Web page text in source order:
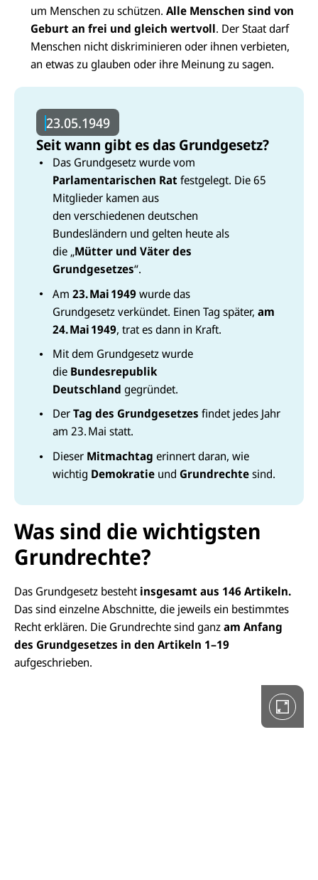
um Menschen zu schützen. Alle Menschen sind von
Geburt an frei und gleich wertvoll. Der Staat darf
Menschen nicht diskriminieren oder ihnen verbieten,
an etwas zu glauben oder ihre Meinung zu sagen.
23.05.1949
Seit wann gibt es das Grundgesetz?
Das Grundgesetz wurde vom
Parlamentarischen Rat festgelegt. Die 65
Mitglieder kamen aus
den verschiedenen deutschen
Bundesländern und gelten heute als
die „Mütter und Väter des
Grundgesetzes“.
Am 23.Mai1949wurde das
Grundgesetz verkündet. Einen Tag später, am
24.Mai1949, trat es dann in Kraft.
Mit dem Grundgesetz wurde
die Bundesrepublik
Deutschland gegründet.
DerTag des Grundgesetzes findet jedes Jahr
am 23. Mai statt.
Dieser Mitmachtag erinnert daran, wie
wichtig Demokratieund Grundrechtesind.
Was sind die wichtigsten
Grundrechte?
Das Grundgesetz besteht insgesamt aus 146 Artikeln.
Das sind einzelne Abschnitte, die jeweils ein bestimmtes
Recht erklären. Die Grundrechte sind ganzam Anfang
des Grundgesetzes in den Artikeln 1–19
aufgeschrieben.
e
r
i
l
l
b
i
l